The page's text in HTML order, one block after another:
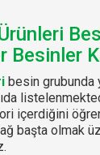
Besinler
besin grubunda
içerdiğini
başta olmak